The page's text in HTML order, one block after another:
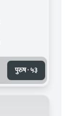
पुरुष · ५३